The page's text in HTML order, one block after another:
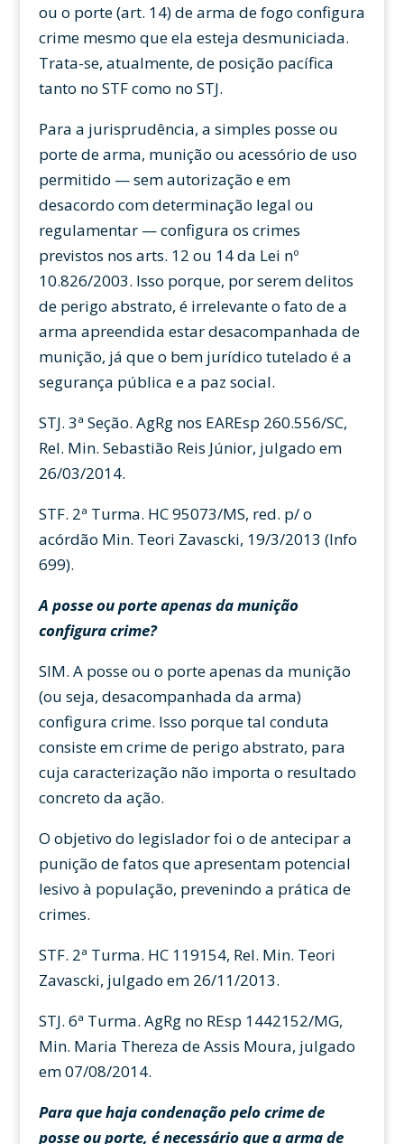
ou o porte (art. 14) de arma de fogo configura
crime mesmo que ela esteja desmuniciada.
Trata-se, atualmente, de posição pacífica
tanto no STF como no STJ.
Para a jurisprudência, a simples posse ou
porte de arma, munição ou acessório de uso
permitido — sem autorização e em
desacordo com determinação legal ou
regulamentar — configura os crimes
previstos nos arts. 12 ou 14 da Lei nº
10.826/2003. Isso porque, por serem delitos
de perigo abstrato, é irrelevante o fato de a
arma apreendida estar desacompanhada de
munição, já que o bem jurídico tutelado é a
segurança pública e a paz social.
STJ. 3ª Seção. AgRg nos EAREsp 260.556/SC,
Rel. Min. Sebastião Reis Júnior, julgado em
26/03/2014.
STF. 2ª Turma. HC 95073/MS, red. p/ o
acórdão Min. Teori Zavascki, 19/3/2013 (Info
699).
A posse ou porte apenas da munição
configura crime?
SIM. A posse ou o porte apenas da munição
(ou seja, desacompanhada da arma)
configura crime. Isso porque tal conduta
consiste em crime de perigo abstrato, para
cuja caracterização não importa o resultado
concreto da ação.
O objetivo do legislador foi o de antecipar a
punição de fatos que apresentam potencial
lesivo à população, prevenindo a prática de
crimes.
STF. 2ª Turma. HC 119154, Rel. Min. Teori
Zavascki, julgado em 26/11/2013.
STJ. 6ª Turma. AgRg no REsp 1442152/MG,
Min. Maria Thereza de Assis Moura, julgado
em 07/08/2014.
Para que haja condenação pelo crime de
posse ou porte, é necessário que a arma de